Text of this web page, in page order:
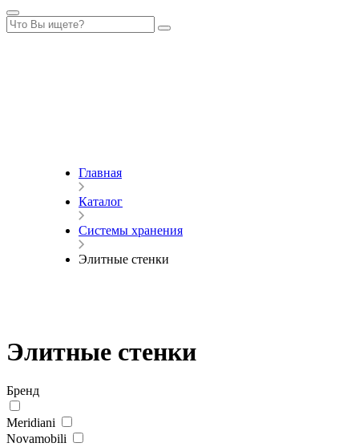
Главная
Каталог
Системы хранения
Элитные стенки
Элитные стенки
Бренд
Meridiani
Novamobili